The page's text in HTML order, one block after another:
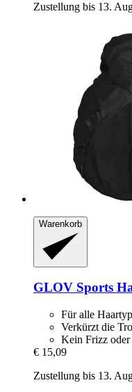
Zustellung bis 13.
Warenkorb
GLOV Sports
Für alle
Verkürzt die
Kein Frizz oder
€ 15,09
Zustellung bis 13.